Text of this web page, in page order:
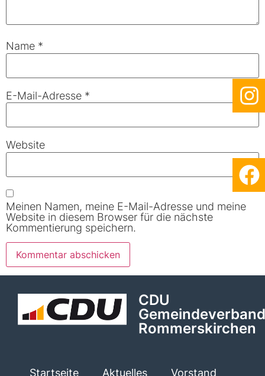
Name *
E-Mail-Adresse *
Website
Meinen Namen, meine E-Mail-Adresse und meine
Website in diesem Browser für die nächste
Kommentierung speichern.
CDU
Gemeindeverband
Rommerskirchen
Startseite Aktuelles Vorstand